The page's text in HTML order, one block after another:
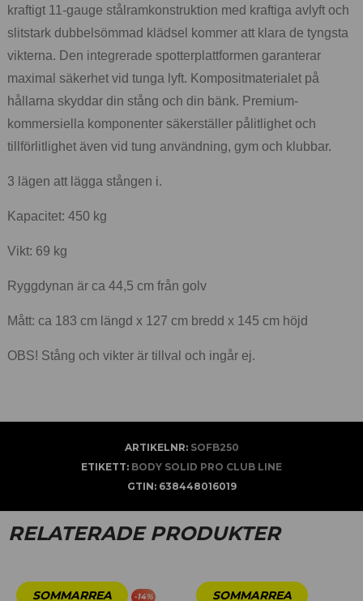
kraftigt 11-gauge stålramkonstruktion med kraftiga avlyft och
slitstark dubbelsömmad klädsel kommer att klara de tyngsta
vikterna. Den integrerade spotterplattformen garanterar
maximal säkerhet vid tunga lyft. Kompositmaterialet på
hållarna skyddar din stång och din bänk. Premium-
kommersiella komponenter säkerställer pålitlighet och
tillförlitlighet även vid tung användning, gym och klubbar.
3 lägen att lägga stången i.
Kapacitet: 450 kg
Vikt: 69 kg
Ryggdynan är ca 44,5 cm från golv
Mått: ca 183 cm längd x 127 cm bredd x 145 cm höjd
OBS! Stång och vikter är tillval och ingår ej.
ARTIKELNR: SOFB250
ETIKETT: BODY SOLID PRO CLUB LINE
GTIN: 638448016019
RELATERADE PRODUKTER
-14%